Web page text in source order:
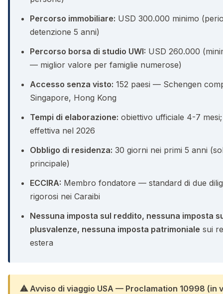
Percorso immobiliare: USD 300.000 minimo
detenzione 5 anni)
Percorso borsa di studio UWI: USD 260.000
— miglior valore per famiglie numerose)
Accesso senza visto: 152 paesi — Schengen
Singapore, Hong Kong
Tempi di elaborazione: obiettivo ufficiale 4-7
effettiva nel 2026
Obbligo di residenza: 30 giorni nei primi 5 anni
principale)
ECCIRA: Membro fondatore — standard di due
rigorosi nei Caraibi
Nessuna imposta sul reddito, nessuna imposta
plusvalenze, nessuna imposta patrimoniale sui
estera
⚠ Avviso di viaggio USA — Proclamation 10998 (in